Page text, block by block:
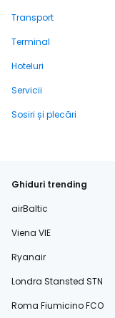
Transport
Terminal
Hoteluri
Servicii
Sosiri și plecări
Ghiduri trending
airBaltic
Viena VIE
Ryanair
Londra Stansted STN
Roma Fiumicino FCO